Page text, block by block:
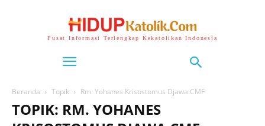
Pusat Informasi Terlengkap Kekatolikan Indonesia
Beranda Topik Rm. Yohanes Krisostomus Djawa CMF
TOPIK: RM. YOHANES